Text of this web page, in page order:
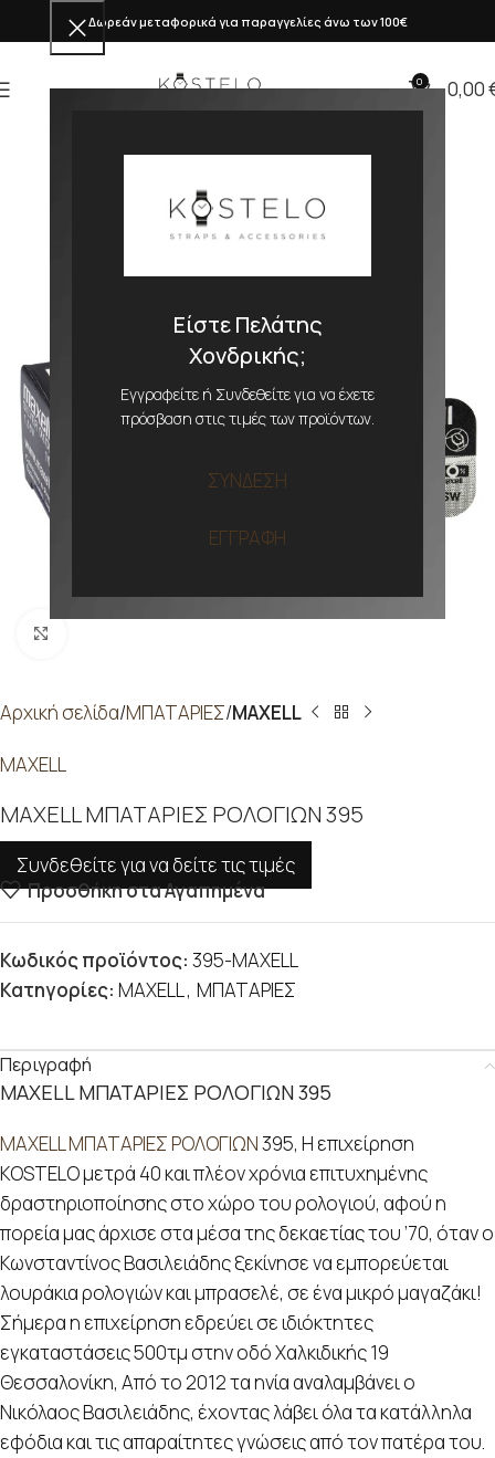
Είστε Πελάτης
Χονδρικής;
Εγγραφείτε ή Συνδεθείτε για να έχετε
πρόσβαση στις τιμές των προϊόντων.
ΣΥΝΔΕΣΗ
ΕΓΓΡΑΦΗ
Δωρεάν μεταφορικά για παραγγελίες άνω των 100€
0 0,00
Αρχική σελίδα ΜΠΑΤΑΡΙΕΣ MAXELL
MAXELL
MAXELL ΜΠΑΤΑΡΙΕΣ ΡΟΛΟΓΙΩΝ 395
Συνδεθείτε για να δείτε τις τιμές
Προσθήκη στα Αγαπημένα
Κωδικός προϊόντος: 395-MAXELL
Κατηγορίες: MAXELL, ΜΠΑΤΑΡΙΕΣ
Περιγραφή
MAXELL ΜΠΑΤΑΡΙΕΣ ΡΟΛΟΓΙΩΝ 395
MAXELL ΜΠΑΤΑΡΙΕΣ ΡΟΛΟΓΙΩΝ395, Η επιχείρηση
KOSTELO μετρά 40 και πλέον χρόνια επιτυχημένης
δραστηριοποίησης στο χώρο του ρολογιού, αφού η
πορεία μας άρχισε στα μέσα της δεκαετίας του ’70, όταν ο
Κωνσταντίνος Βασιλειάδης ξεκίνησε να εμπορεύεται
λουράκια ρολογιών και μπρασελέ, σε ένα μικρό μαγαζάκι!
Σήμερα η επιχείρηση εδρεύει σε ιδιόκτητες
εγκαταστάσεις 500τμ στην οδό Χαλκιδικής 19
Θεσσαλονίκη, Από το 2012 τα ηνία αναλαμβάνει ο
Νικόλαος Βασιλειάδης, έχοντας λάβει όλα τα κατάλληλα
εφόδια και τις απαραίτητες γνώσεις από τον πατέρα του.